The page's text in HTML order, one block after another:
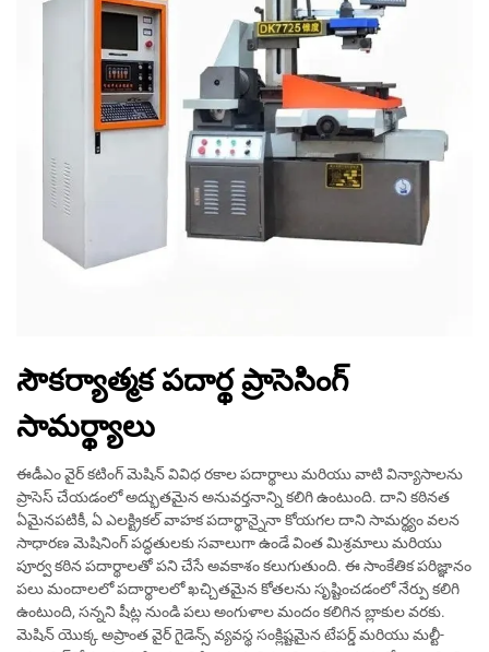
సౌకర్యాత్మక పదార్థ ప్రాసెసింగ్
సామర్థ్యాలు
ఈడీఎం వైర్ కటింగ్ మెషిన్ వివిధ రకాల పదార్థాలు మరియు వాటి విన్యాసాలను
ప్రాసెస్ చేయడంలో అద్భుతమైన అనువర్తనాన్ని కలిగి ఉంటుంది. దాని కఠినత
ఏమైనపటికీ, ఏ ఎలక్ట్రికల్ వాహక పదార్థాన్నైనా కోయగల దాని సామర్థ్యం వలన
సాధారణ మెషినింగ్ పద్ధతులకు సవాలుగా ఉండే వింత మిశ్రమాలు మరియు
పూర్వ కఠిన పదార్థాలతో పని చేసే అవకాశం కలుగుతుంది. ఈ సాంకేతిక పరిజ్ఞానం
పలు మందాలలో పదార్థాలలో ఖచ్చితమైన కోతలను సృష్టించడంలో నేర్పు కలిగి
ఉంటుంది, సన్నని షీట్ల నుండి పలు అంగుళాల మందం కలిగిన బ్లాకుల వరకు.
మెషిన్ యొక్క అప్రాంత వైర్ గైడెన్స్ వ్యవస్థ సంక్లిష్టమైన టేపర్డ్ మరియు మల్టీ-